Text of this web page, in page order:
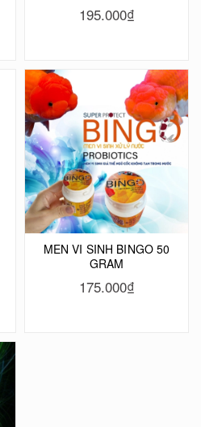
cảnh, cá Koi Super
195.000₫
MEN VI SINH BINGO 50
GRAM
175.000₫